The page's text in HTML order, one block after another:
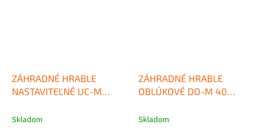
ZÁHRADNÉ HRABLE
NASTAVITEĽNÉ UC-M
WOLF GARTEN
Skladom
ZÁHRADNÉ HRABLE
OBLÚKOVÉ DO-M 40
WOLF GARTEN
Skladom